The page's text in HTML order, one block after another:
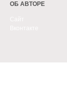
ОБ АВТОРЕ